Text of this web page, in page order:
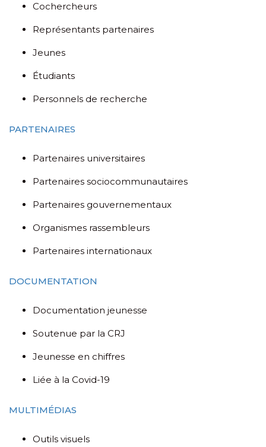
Cochercheurs
Représentants partenaires
Jeunes
Étudiants
Personnels de recherche
PARTENAIRES
Partenaires universitaires
Partenaires sociocommunautaires
Partenaires gouvernementaux
Organismes rassembleurs
Partenaires internationaux
DOCUMENTATION
Documentation jeunesse
Soutenue par la CRJ
Jeunesse en chiffres
Liée à la Covid-19
MULTIMÉDIAS
Outils visuels